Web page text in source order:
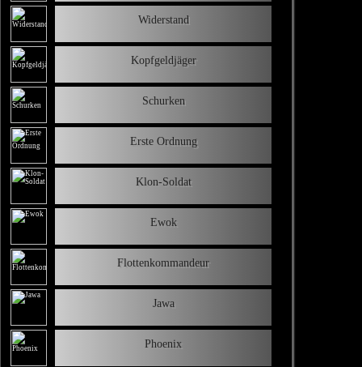
Widerstand
Kopfgeldjäger
Schurken
Erste Ordnung
Klon-Soldat
Ewok
Flottenkommandeur
Jawa
Phoenix